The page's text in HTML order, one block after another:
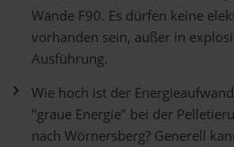
Wände F90. Es dürfen keine
vorhanden sein, außer in
Ausführung.
Wie hoch ist der
"graue Energie" bei der
nach Wörnersberg? Generell